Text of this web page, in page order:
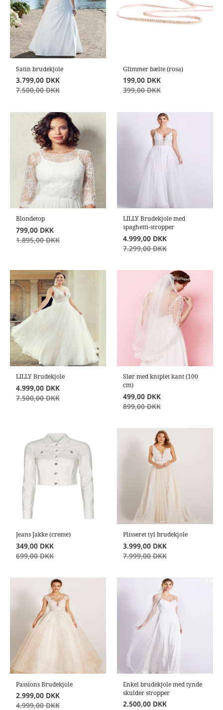
Satin brudekjole
3.799,00 DKK
7.500,00 DKK
Glimmer bælte (rosa)
199,00 DKK
399,00 DKK
Blondetop
799,00 DKK
1.895,00 DKK
LILLY Brudekjole med
spaghetti-stropper
4.999,00 DKK
7.299,00 DKK
LILLY Brudekjole
4.999,00 DKK
7.500,00 DKK
Slør med kniplet kant (100
cm)
499,00 DKK
899,00 DKK
Jeans Jakke (creme)
349,00 DKK
699,00 DKK
Plisseret tyl brudekjole
3.999,00 DKK
7.999,00 DKK
Passions Brudekjole
2.999,00 DKK
4.999,00 DKK
Enkel brudekjole med tynde
skulder stropper
2.500,00 DKK